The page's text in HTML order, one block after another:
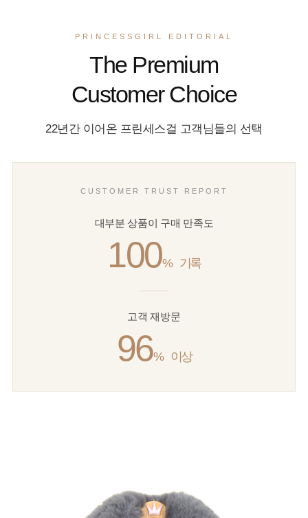
PRINCESSGIRL EDITORIAL
The Premium
Customer Choice
22년간 이어온 프린세스걸 고객님들의 선택
CUSTOMER TRUST REPORT
대부분 상품이 구매 만족도
100% 기록
고객 재방문
96% 이상